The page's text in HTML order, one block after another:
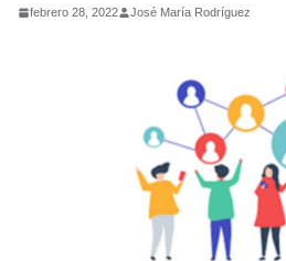
febrero 28, 2022 José María Rodríguez